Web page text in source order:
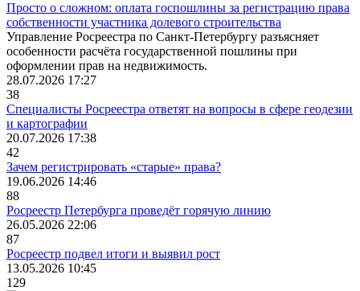
Просто о сложном: оплата госпошлины за регистрацию права
собственности участника долевого строительства
Управление Росреестра по Санкт-Петербургу разъясняет
особенности расчёта государственной пошлины при
оформлении прав на недвижимость.
28.07.2026 17:27
38
Специалисты Росреестра ответят на вопросы в сфере геодезии
и картографии
20.07.2026 17:38
42
Зачем регистрировать «старые» права?
19.06.2026 14:46
88
Росреестр Петербурга проведёт горячую линию
26.05.2026 22:06
87
Росреестр подвел итоги и выявил рост
13.05.2026 10:45
129